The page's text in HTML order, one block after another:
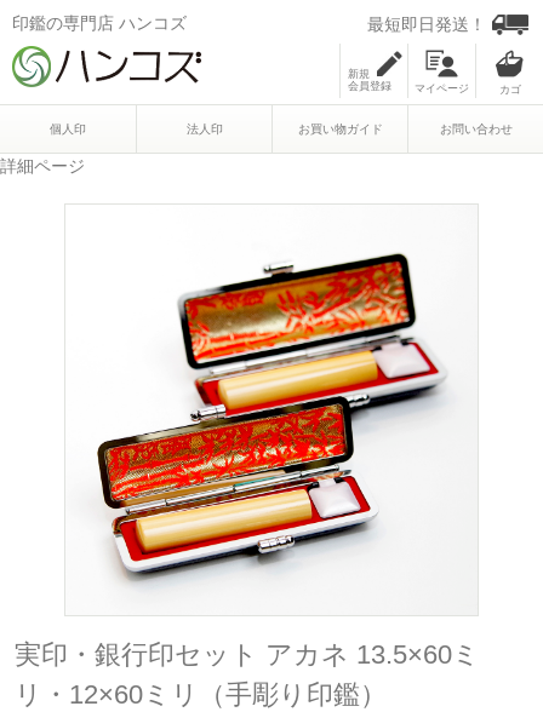
印鑑の専門店 ハンコズ 最短即日発送！
新規
会員登録
マイページ
個人印 法人印 お買い物ガイド お問い合わせ
詳細ページ
実印・銀行印セット アカネ 13.5×60ミ
リ・12×60ミリ（手彫り印鑑）